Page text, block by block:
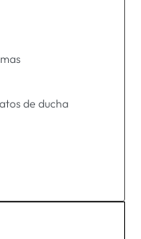
de ducha